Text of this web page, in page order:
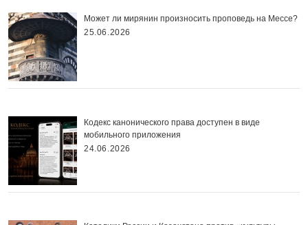
Может ли мирянин произносить проповедь на Мессе?
25.06.2026
Кодекс канонического права доступен в виде
мобильного приложения
24.06.2026